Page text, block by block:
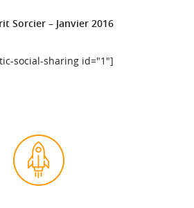
Sorcier – Janvier 2016
social-sharing id="1"]